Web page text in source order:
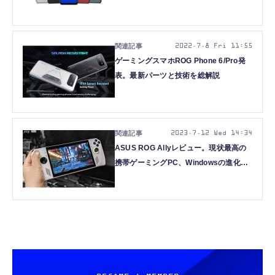
ゲーミングスマホROG Phone 6/Pro発
表。最新パーツと技術を総解説
2022.7.8 Fri 11:55
ASUS ROG Allyレビュー。現状最高の
携帯ゲーミングPC、Windowsの進化に
2023.7.12 Wed 14:34